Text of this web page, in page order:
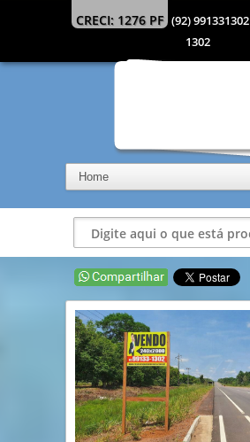
CRECI: 1276 PF (92) 991331302
1302